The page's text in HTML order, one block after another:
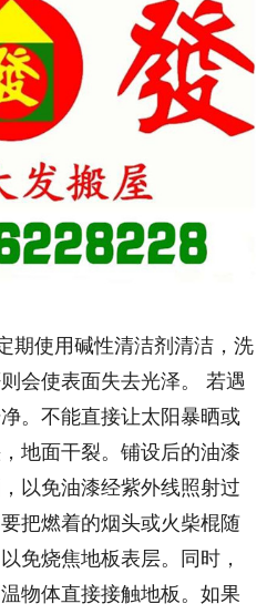
使用碱性清洁剂清洁，洗
会使表面失去光泽。 若遇
。不能直接让太阳暴晒或
地面干裂。铺设后的油漆
以免油漆经紫外线照射过
把燃着的烟头或火柴棍随
免烧焦地板表层。同时，
物体直接接触地板。如果